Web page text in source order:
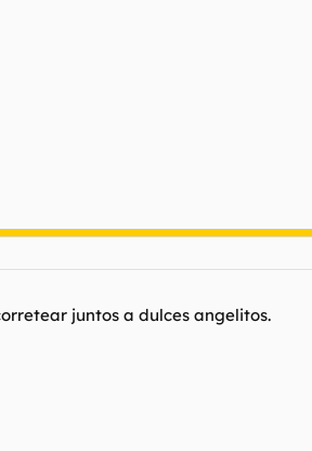
juntos a dulces angelitos.